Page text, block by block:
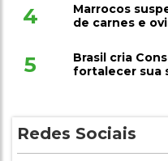
4
Marrocos
de carnes e
5
Brasil cria
fortalecer sua
Redes Sociais